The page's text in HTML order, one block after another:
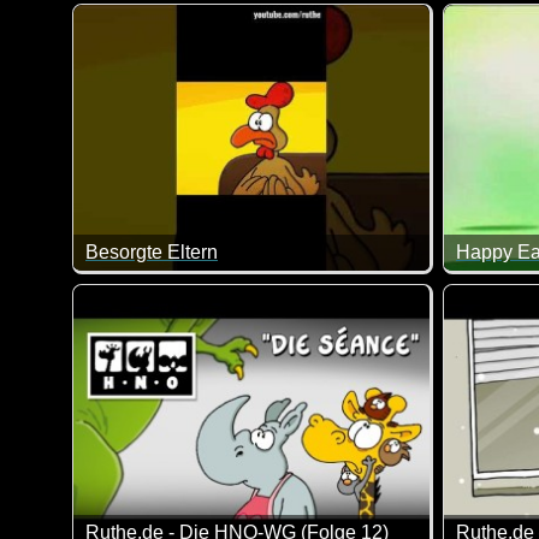
Das ist so blöd, dass es schon wieder lustig ist :-)
Eine
Besorgte Eltern
Man muss ja schon mal mit den Kindern drüber
Happy
Tja, so
Ruthe.de - Die HNO-WG (Folge 12)